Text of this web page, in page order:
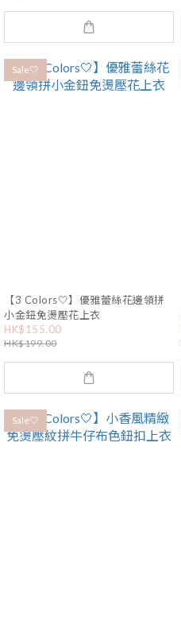
Sale🤍
【3 Colors🤍】優雅蕾絲花邊領拼
小金鈕免燙壓花上衣
HK$155.00
HK$199.00
Sale🤍